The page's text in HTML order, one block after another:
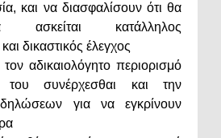
και να διασφαλίσουν ότι θα
ασκείται κατάλληλος
δικαστικός έλεγχος
αδικαιολόγητο περιορισμό
του συνέρχεσθαι και την
για να εγκρίνουν